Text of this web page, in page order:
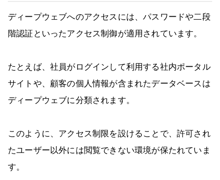
ディープウェブへのアクセスには、パスワードや二段
階認証といったアクセス制御が適用されています。
たとえば、社員がログインして利用する社内ポータル
サイトや、顧客の個人情報が含まれたデータベースは
ディープウェブに分類されます。
このように、アクセス制限を設けることで、許可され
たユーザー以外には閲覧できない環境が保たれていま
す。